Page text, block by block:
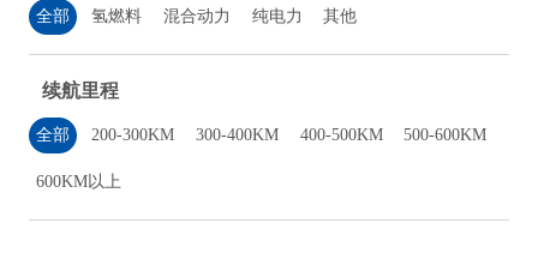
全部 氢燃料 混合动力 纯电力 其他
续航里程
全部 200-300KM 300-400KM 400-500KM 500-600KM
600KM以上